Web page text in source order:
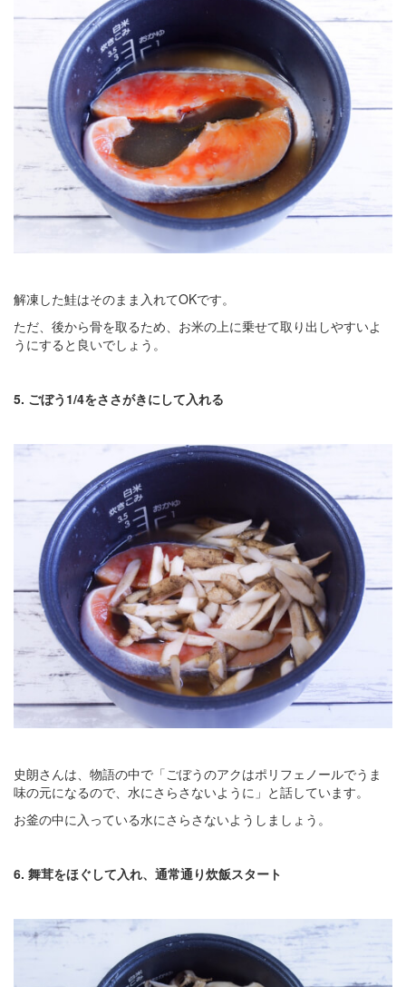
解凍した鮭はそのまま入れてOKです。
ただ、後から骨を取るため、お米の上に乗せて取り出しやすいよ
うにすると良いでしょう。
5. ごぼう1/4をささがきにして入れる
史朗さんは、物語の中で「ごぼうのアクはポリフェノールでうま
味の元になるので、水にさらさないように」と話しています。
お釜の中に入っている水にさらさないようしましょう。
6. 舞茸をほぐして入れ、通常通り炊飯スタート